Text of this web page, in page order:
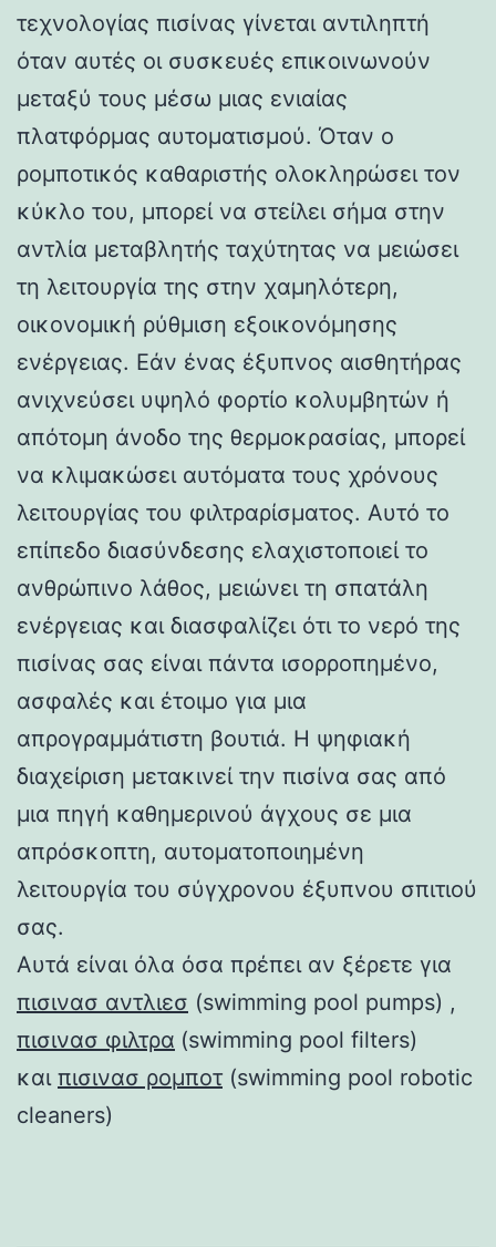
τεχνολογίας πισίνας γίνεται αντιληπτή
όταν αυτές οι συσκευές επικοινωνούν
μεταξύ τους μέσω μιας ενιαίας
πλατφόρμας αυτοματισμού. Όταν ο
ρομποτικός καθαριστής ολοκληρώσει τον
κύκλο του, μπορεί να στείλει σήμα στην
αντλία μεταβλητής ταχύτητας να μειώσει
τη λειτουργία της στην χαμηλότερη,
οικονομική ρύθμιση εξοικονόμησης
ενέργειας. Εάν ένας έξυπνος αισθητήρας
ανιχνεύσει υψηλό φορτίο κολυμβητών ή
απότομη άνοδο της θερμοκρασίας, μπορεί
να κλιμακώσει αυτόματα τους χρόνους
λειτουργίας του φιλτραρίσματος. Αυτό το
επίπεδο διασύνδεσης ελαχιστοποιεί το
ανθρώπινο λάθος, μειώνει τη σπατάλη
ενέργειας και διασφαλίζει ότι το νερό της
πισίνας σας είναι πάντα ισορροπημένο,
ασφαλές και έτοιμο για μια
απρογραμμάτιστη βουτιά. Η ψηφιακή
διαχείριση μετακινεί την πισίνα σας από
μια πηγή καθημερινού άγχους σε μια
απρόσκοπτη, αυτοματοποιημένη
λειτουργία του σύγχρονου έξυπνου σπιτιού
σας.
Αυτά είναι όλα όσα πρέπει αν ξέρετε για
πισινασ αντλιεσ (swimming pool pumps) ,
πισινασ φιλτρα (swimming pool filters)
και πισινασ ρομποτ (swimming pool robotic
cleaners)